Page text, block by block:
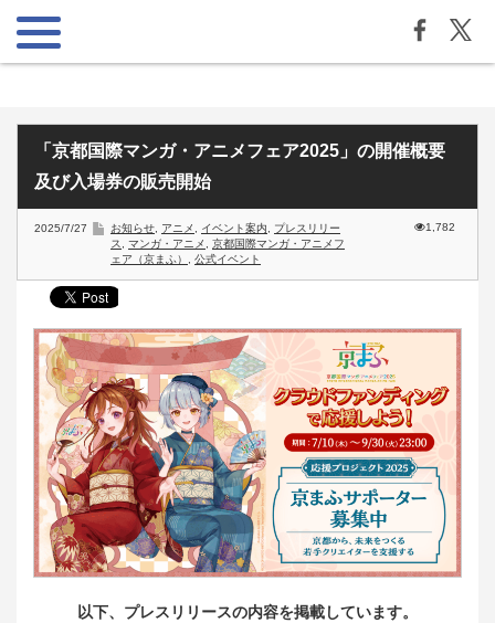
「京都国際マンガ・アニメフェア2025」の開催概要
及び入場券の販売開始
2025/7/27 お知らせ アニメ イベント案内
プレスリリー
ス
マンガ・アニメ
京都国際マンガ・アニメフ
ェア（京まふ）
公式イベント
1,782
以下、プレスリリースの内容を掲載しています。